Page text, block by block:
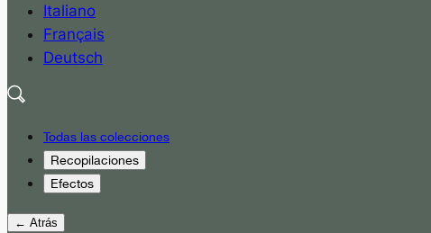
Italiano
Français
Deutsch
Todas las colecciones
Recopilaciones
Efectos
← Atrás